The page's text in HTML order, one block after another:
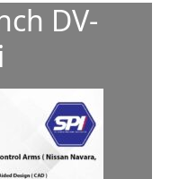
DV-